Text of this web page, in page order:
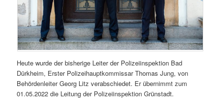
Heute wurde der bisherige Leiter der Polizeiinspektion Bad
Dürkheim, Erster Polizeihauptkommissar Thomas Jung, von
Behördenleiter Georg Litz verabschiedet. Er übernimmt zum
01.05.2022 die Leitung der Polizeiinspektion Grünstadt.